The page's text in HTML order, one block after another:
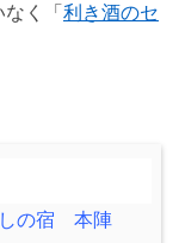
く「 利き酒のセ
の宿 本陣